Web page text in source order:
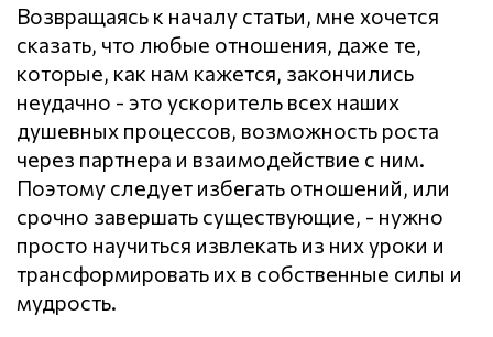
Возвращаясь к началу статьи, мне хочется
сказать, что любые отношения, даже те,
которые, как нам кажется, закончились
неудачно - это ускоритель всех наших
душевных процессов, возможность роста
через партнера и взаимодействие с ним.
Поэтому следует избегать отношений, или
срочно завершать существующие, - нужно
просто научиться извлекать из них уроки и
трансформировать их в собственные силы и
мудрость.